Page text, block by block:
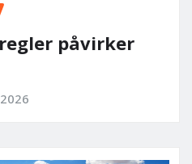
påvirker